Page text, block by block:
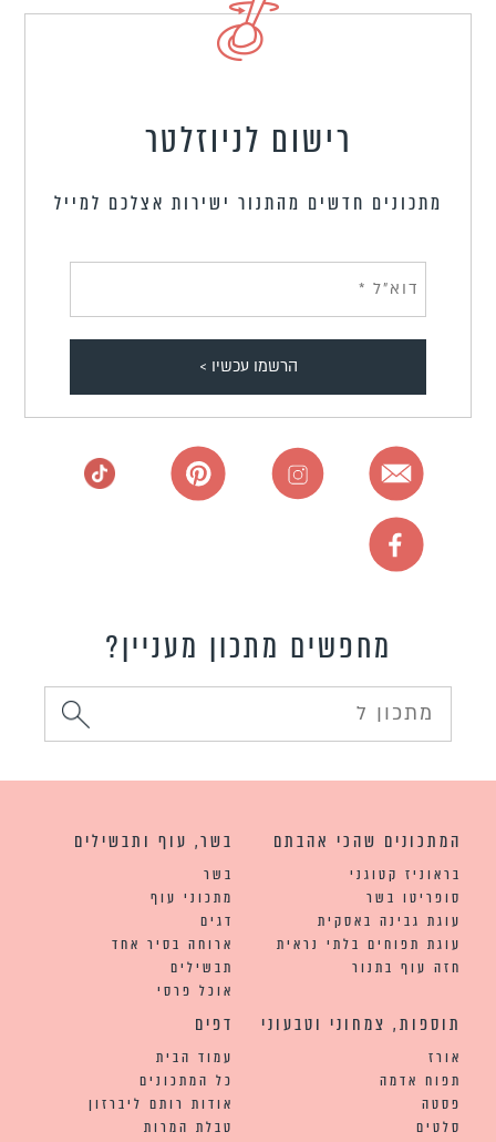
רישום לניוזלטר
מתכונים חדשים מהתנור ישירות אצלכם למייל
מחפשים מתכון מעניין?
המתכונים שהכי אהבתם
בראוניז קטוגני
סופריטו בשר
עוגת גבינה באסקית
עוגת תפוחים בלתי נראית
חזה עוף בתנור
בשר, עוף ותבשילים
בשר
מתכוני עוף
דגים
ארוחה בסיר אחד
תבשילים
אוכל פרסי
תוספות, צמחוני וטבעוני
אורז
תפוח אדמה
פסטה
סלטים
דפים
עמוד הבית
כל המתכונים
אודות רותם ליברזון
טבלת המרות